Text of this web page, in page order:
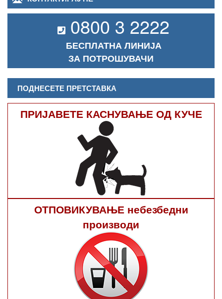
0800 3 2222
БЕСПЛАТНА ЛИНИЈА
ЗА ПОТРОШУВАЧИ
ПОДНЕСЕТЕ ПРЕТСТАВКА
ПРИЈАВЕТЕ КАСНУВАЊЕ ОД КУЧЕ
ОТПОВИКУВАЊЕ небезбедни
производи